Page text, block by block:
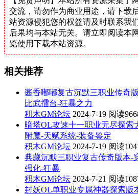
交流，请勿作为商业用途，请下载
站资源侵犯您的权益请及时联系我
后果均与本站无关。请立即阅读本
览使用下载本站资源。
相关推荐
酱香嘟嘟复古沉默三职业传奇
比武擂台-狂暴之力
积木GM论坛 2024-7-19 阅读
暗塔OL攻速十一职业无尽探索
附魔-天赋系统-装备鉴定
积木GM论坛 2024-7-19 阅读
典藏沉默三职业复古传奇版本-
强化-狂暴
积木GM论坛 2024-7-21 阅读
封妖OL单职业专属神器探索版